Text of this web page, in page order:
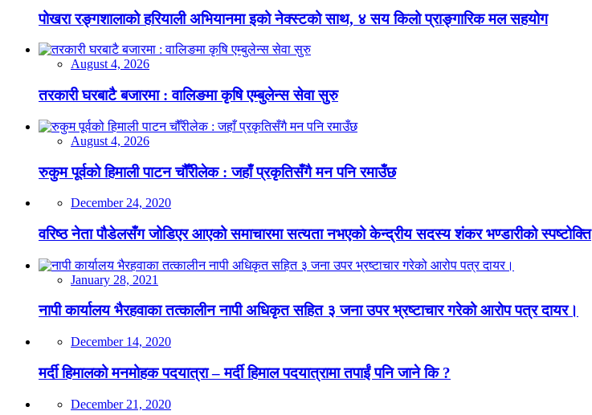
पोखरा रङ्गशालाको हरियाली अभियानमा इको नेक्स्टको साथ, ४ सय किलो प्राङ्गारिक मल सहयोग
August 4, 2026
तरकारी घरबाटै बजारमा : वालिङमा कृषि एम्बुलेन्स सेवा सुरु
August 4, 2026
रुकुम पूर्वको हिमाली पाटन चौँरीलेक : जहाँ प्रकृतिसँगै मन पनि रमाउँछ
December 24, 2020
वरिष्ठ नेता पौडेलसँग जोडिएर आएको समाचारमा सत्यता नभएको केन्द्रीय सदस्य शंकर भण्डारीको स्पष्टोक्ति
January 28, 2021
नापी कार्यालय भैरहवाका तत्कालीन नापी अधिकृत सहित ३ जना उपर भ्रष्टाचार गरेको आरोप पत्र दायर।
December 14, 2020
मर्दी हिमालको मनमोहक पदयात्रा – मर्दी हिमाल पदयात्रामा तपाईं पनि जाने कि ?
December 21, 2020